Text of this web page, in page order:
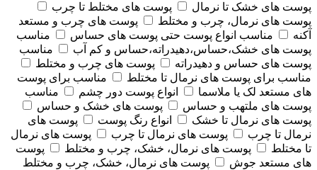
پوست های خشک تا نرمال
پوست های مختلط تا چرب
پوست های نرمال، چرب و مختلط
پوست های چرب و مستعد
آکنه
مناسب انواع پوست حتی پوست های حساس
مناسب
پوست های خشک،حساس،دهیدراته،حساس و کم آب
مناسب
پوست های حساس و دهیدراته
پوست های چرب و مختلط
مناسب برای پوست های نرمال تا مختلط
مناسب برای پوست
های مستعد لک یا ملاسما
انواع پوست دور چشم
مناسب
پوست های ملتهب و حساس
پوست های خشک و حساس
پوست های نرمال تا خشک
انواع رنگ پوست
پوست های
نرمال تا چرب
پوست های نرمال تا چرب
پوست های نرمال
تا مختلط
پوست های نرمال، خشک، چرب و مختلط
پوست
های مستعد جوش
پوست های نرمال، خشک، چرب و مختلط